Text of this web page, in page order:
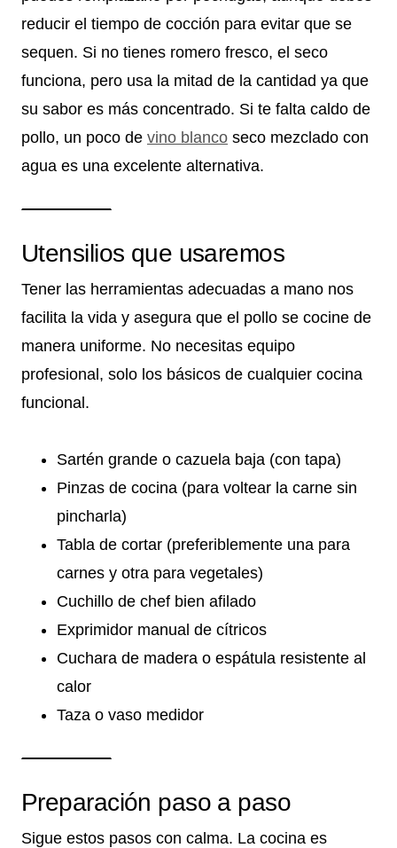
reducir el tiempo de cocción para evitar que se
sequen. Si no tienes romero fresco, el seco
funciona, pero usa la mitad de la cantidad ya que
su sabor es más concentrado. Si te falta caldo de
pollo, un poco de vino blanco seco mezclado con
agua es una excelente alternativa.
Utensilios que usaremos
Tener las herramientas adecuadas a mano nos
facilita la vida y asegura que el pollo se cocine de
manera uniforme. No necesitas equipo
profesional, solo los básicos de cualquier cocina
funcional.
Sartén grande o cazuela baja (con tapa)
Pinzas de cocina (para voltear la carne sin
pincharla)
Tabla de cortar (preferiblemente una para
carnes y otra para vegetales)
Cuchillo de chef bien afilado
Exprimidor manual de cítricos
Cuchara de madera o espátula resistente al
calor
Taza o vaso medidor
Preparación paso a paso
Sigue estos pasos con calma. La cocina es